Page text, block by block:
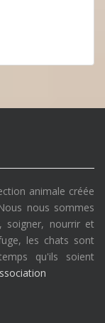
animale créée
nous sommes
soigner, nourrir et
les chats sont
qu'ils soient